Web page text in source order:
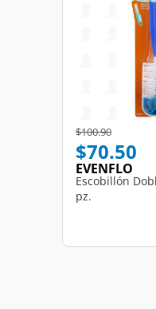
Price reduced
$100.90to
$70.50
EVENFLO
Escobillón
pz.